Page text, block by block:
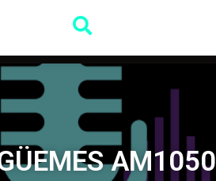
AM1050